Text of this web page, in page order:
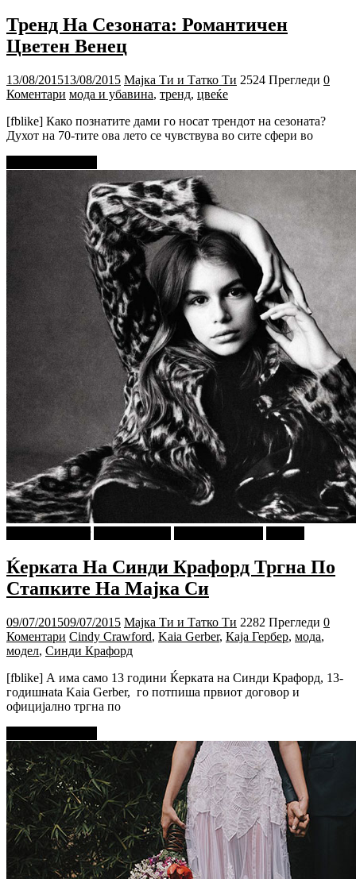
Тренд На Сезоната: Романтичен
Цветен Венец
13/08/201513/08/2015 Мајка Ти и Татко Ти 2524 Прегледи 0
Коментари мода и убавина, тренд, цвеќе
[fblike] Како познатите дами го носат трендот на сезоната?
Духот на 70-тите ова лето се чувствува во сите сфери во
Ќерката На Синди Крафорд Тргна По
Стапките На Мајка Си
09/07/201509/07/2015 Мајка Ти и Татко Ти 2282 Прегледи 0
Коментари Cindy Crawford, Kaia Gerber, Каја Гербер, мода,
модел, Синди Крафорд
[fblike] А има само 13 години Ќерката на Синди Крафорд, 13-
годишнata Kaia Gerber, го потпиша првиот договор и
официјално тргна по